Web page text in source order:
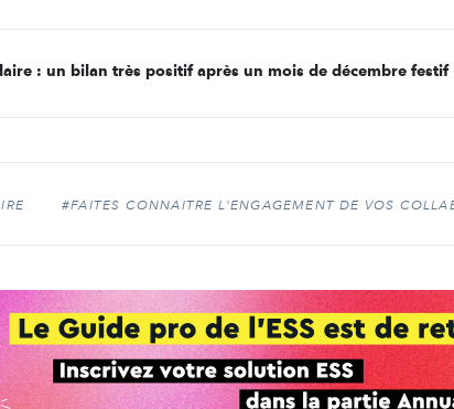
: un bilan très positif après un mois de décembre festif
#FAITES CONNAITRE L'ENGAGEMENT DE VOS